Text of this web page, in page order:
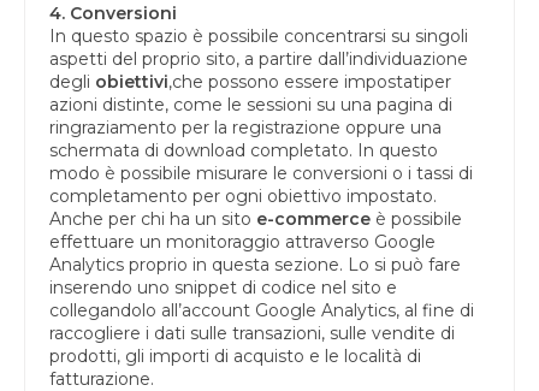
4. Conversioni
In questo spazio è possibile concentrarsi su singoli
aspetti del proprio sito, a partire dall’individuazione
degli obiettivi,che possono essere impostatiper
azioni distinte, come le sessioni su una pagina di
ringraziamento per la registrazione oppure una
schermata di download completato. In questo
modo è possibile misurare le conversioni o i tassi di
completamento per ogni obiettivo impostato.
Anche per chi ha un sito e-commerce è possibile
effettuare un monitoraggio attraverso Google
Analytics proprio in questa sezione. Lo si può fare
inserendo uno snippet di codice nel sito e
collegandolo all’account Google Analytics, al fine di
raccogliere i dati sulle transazioni, sulle vendite di
prodotti, gli importi di acquisto e le località di
fatturazione.